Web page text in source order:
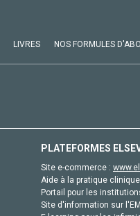
LIVRES NOS FORMULES
PLATEFORMES
Site e-commerce :
Aide à la pratique
Portail pour les
Site d'information sur